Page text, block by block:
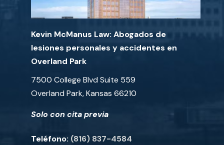
Kevin McManus Law: Abogados de
lesiones personales y accidentes en
Overland Park
7500 College Blvd Suite 559
Overland Park, Kansas 66210
Solo con cita previa
Teléfono: (816) 837-4584